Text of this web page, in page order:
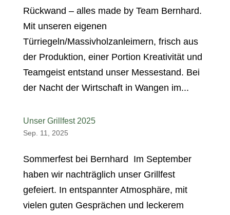
Rückwand – alles made by Team Bernhard.
Mit unseren eigenen
Türriegeln/Massivholzanleimern, frisch aus
der Produktion, einer Portion Kreativität und
Teamgeist entstand unser Messestand. Bei
der Nacht der Wirtschaft in Wangen im...
Unser Grillfest 2025
Sep. 11, 2025
Sommerfest bei Bernhard Im September
haben wir nachträglich unser Grillfest
gefeiert. In entspannter Atmosphäre, mit
vielen guten Gesprächen und leckerem